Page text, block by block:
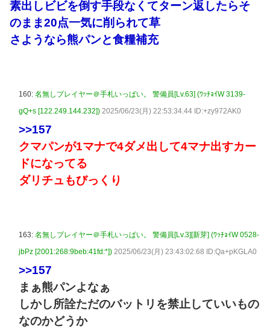
素出しビビを倒す手段なくてターン返したらそ
のまま20点一気に削られて草
さようなら熊パンと食糧補充
160: 名無しプレイヤー＠手札いっぱい。 警備員[Lv.63] (ﾜｯﾁｮｲW 3139-
gQ+s [122.249.144.232]) 2025/06/23(月) 22:53:34.44 ID:+zy972AK0
>>157
クマパンが1マナで4ダメ出して4マナ出すカー
ドになってる
ダリチュもびっくり
163: 名無しプレイヤー＠手札いっぱい。 警備員[Lv.3][新芽] (ﾜｯﾁｮｲW 0528-
jbPz [2001:268:9beb:41fd:*]) 2025/06/23(月) 23:43:02.68 ID:Qa+pKGLA0
>>157
まぁ熊パンよなぁ
しかし所詮ただのバットリを禁止していいもの
なのかどうか